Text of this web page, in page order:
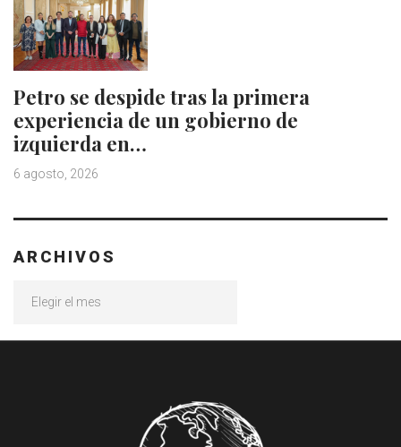
Petro se despide tras la primera
experiencia de un gobierno de
izquierda en…
6 agosto, 2026
ARCHIVOS